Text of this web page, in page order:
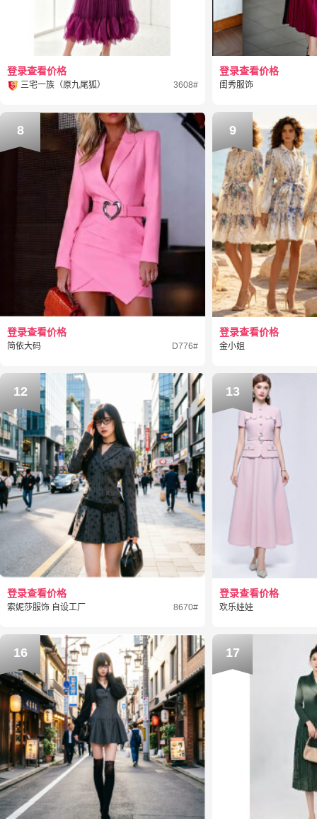
登录查看价格
三宅一族（原九尾狐） 3608#
登录查看价格
闺秀服饰
登录查看价格
简依大码 D776#
8
登录查看价格
金小姐
9
登录查看价格
索妮莎服饰 自设工厂 8670#
12
登录查看价格
欢乐娃娃
13
16 17